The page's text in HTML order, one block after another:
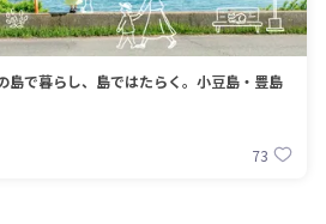
島で暮らし、島ではたらく。小豆島・豊島
73